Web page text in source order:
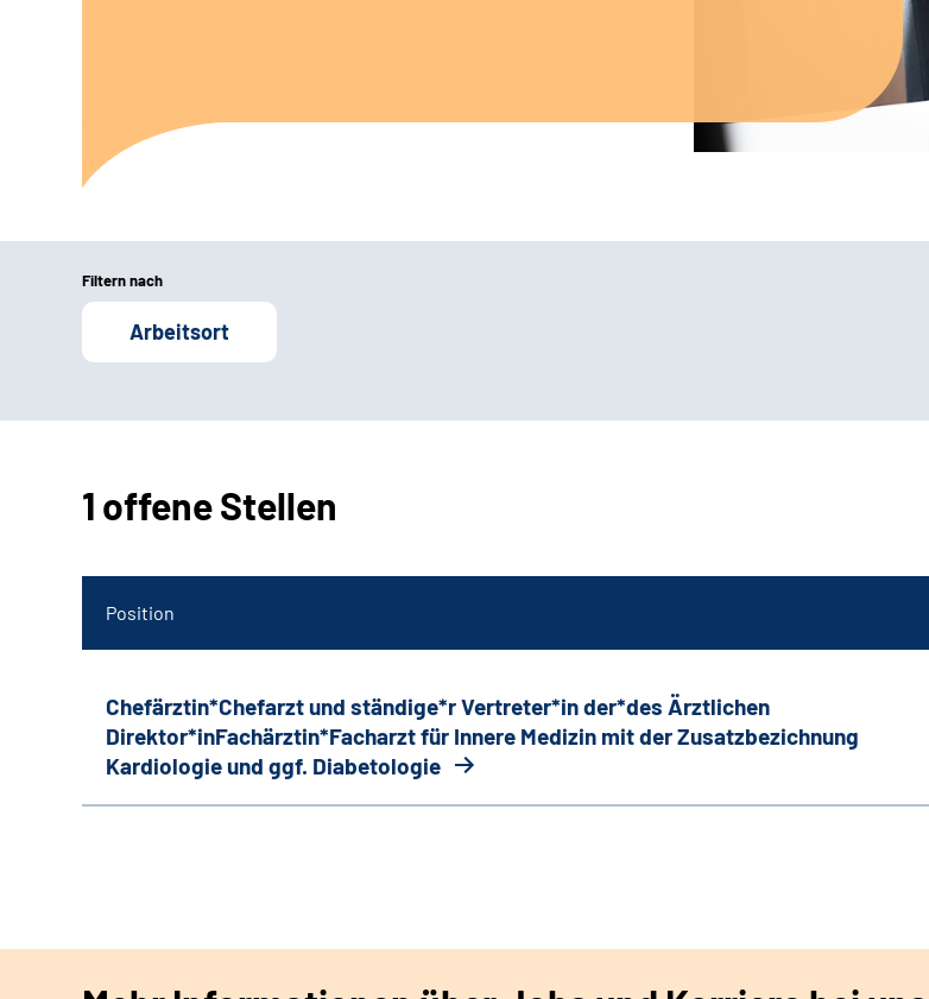
Filtern nach
Arbeitsort
1 offene Stellen
Position
Chefärztin*Chefarzt und ständige*r Vertreter*in der*des Ärztlichen
Direktor*inFachärztin*Facharzt für Innere Medizin mit der Zusatzbezichnung
Kardiologie und ggf. Diabetologie